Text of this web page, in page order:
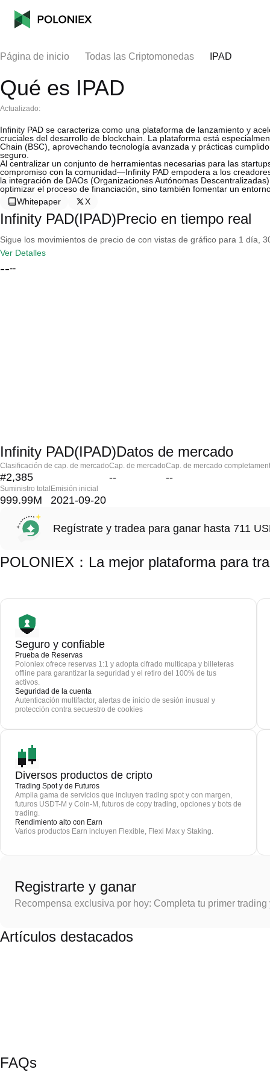
Página de inicio Todas las Criptomonedas IPAD
Qué es IPAD
Actualizado:
Infinity PAD se caracteriza como una plataforma de lanzamiento y
cruciales del desarrollo de blockchain. La plataforma está
Chain (BSC), aprovechando tecnología avanzada y prácticas
seguro.
Al centralizar un conjunto de herramientas necesarias para las
compromiso con la comunidad—Infinity PAD empodera a los
la integración de DAOs (Organizaciones Autónomas
optimizar el proceso de financiación, sino también fomentar un
Whitepaper
X
Infinity PAD(IPAD)Precio en tiempo real
Sigue los movimientos de precio de con vistas de gráfico para 1 día,
Ver Detalles
----
Infinity PAD(IPAD)Datos de mercado
Clasificación de cap. de mercado
#2,385
Cap. de mercado
--
Cap. de mercado
--
Suministro total
999.99M
Emisión inicial
2021-09-20
Regístrate y tradea para ganar hasta 711
POLONIEX：La mejor plataforma para
Seguro y confiable
Prueba de Reservas
Poloniex ofrece reservas 1:1 y adopta cifrado multicapa y billeteras
offline para garantizar la seguridad y el retiro del 100% de tus
activos.
Seguridad de la cuenta
Autenticación multifactor, alertas de inicio de sesión inusual y
protección contra secuestro de cookies
Diversos productos de cripto
Trading Spot y de Futuros
Amplia gama de servicios que incluyen trading spot y con margen,
futuros USDT-M y Coin-M, futuros de copy trading, opciones y bots de
trading.
Rendimiento alto con Earn
Varios productos Earn incluyen Flexible, Flexi Max y Staking.
Registrarte y ganar
Recompensa exclusiva por hoy: Completa tu primer
Artículos destacados
FAQs